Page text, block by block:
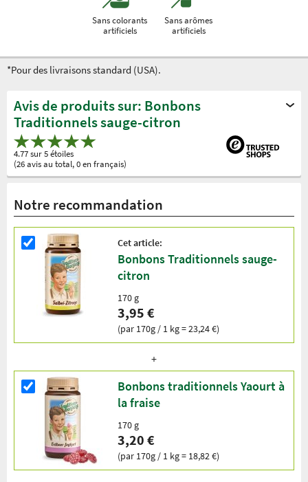
Sans colorants
artificiels
Sans arômes
artificiels
*Pour des livraisons standard (USA).
Avis de produits sur: Bonbons
Traditionnels sauge-citron
4.77 sur 5 étoiles
(26 avis au total, 0 en français)
Notre recommandation
Cet article:
Bonbons Traditionnels sauge-
citron
170 g
3,95 €
(par 170g / 1 kg = 23,24 €)
Bonbons traditionnels Yaourt à
la fraise
170 g
3,20 €
(par 170g / 1 kg = 18,82 €)